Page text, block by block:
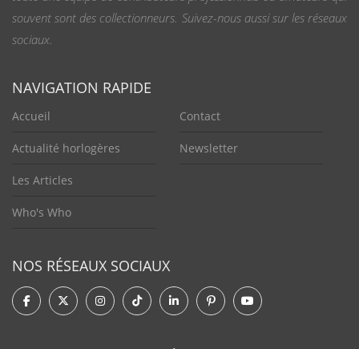
souvent sont des collectionneurs. Suivez-nous aussi sur les réseaux
sociaux.
NAVIGATION RAPIDE
Accueil
Actualité horlogères
Les Articles
Who's Who
Contact
Newsletter
NOS RÉSEAUX SOCIAUX